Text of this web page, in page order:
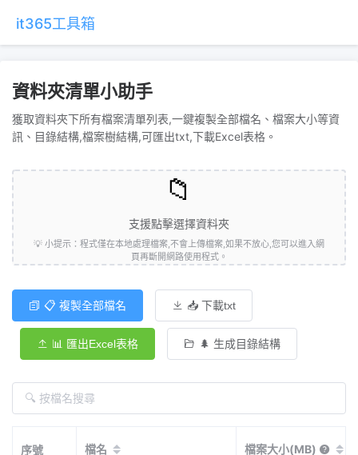
it365工具箱
資料夾清單小助手
獲取資料夾下所有檔案清單列表,一鍵複製全部檔名、檔案大小等資
訊、目錄結構,檔案樹結構,可匯出txt,下載Excel表格。
📁
支援點擊選擇資料夾
💡 小提示：程式僅在本地處理檔案,不會上傳檔案,如果不放心,您可以進入網
頁再斷開網路使用程式。
📋 複製全部檔名 📥 下載txt
📊 匯出Excel表格 🌲 生成目錄結構
序號 檔名 檔案大小(MB)